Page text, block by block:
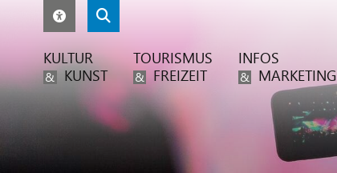
KULTUR
& KUNST
TOURISMUS
& FREIZEIT
INFOS
& MARKETING